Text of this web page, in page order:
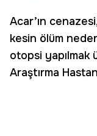
Acar’ın
kesin ölüm
otopsi yapılmak
Araştırma